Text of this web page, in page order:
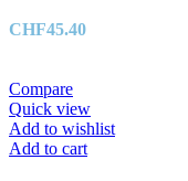
CHF45.40
Compare
Quick view
Add to wishlist
Add to cart